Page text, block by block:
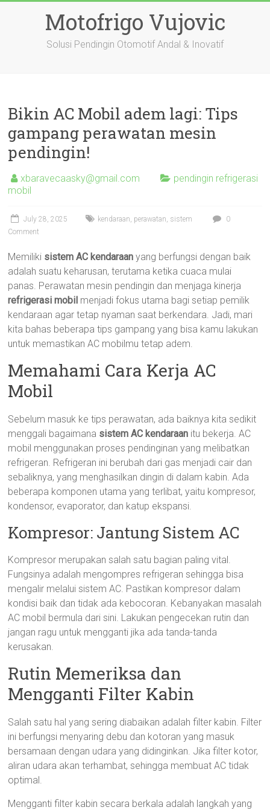
Motofrigo Vujovic
Solusi Pendingin Otomotif Andal & Inovatif
Bikin AC Mobil adem lagi: Tips
gampang perawatan mesin
pendingin!
xbaravecaasky@gmail.com
pendingin refrigerasi
mobil
July 28, 2025 kendaraan, perawatan, sistem
0
Comment
Memiliki sistem AC kendaraan yang berfungsi dengan baik
adalah suatu keharusan, terutama ketika cuaca mulai
panas. Perawatan mesin pendingin dan menjaga kinerja
refrigerasi mobil menjadi fokus utama bagi setiap pemilik
kendaraan agar tetap nyaman saat berkendara. Jadi, mari
kita bahas beberapa tips gampang yang bisa kamu lakukan
untuk memastikan AC mobilmu tetap adem.
Memahami Cara Kerja AC
Mobil
Sebelum masuk ke tips perawatan, ada baiknya kita sedikit
menggali bagaimana sistem AC kendaraan itu bekerja. AC
mobil menggunakan proses pendinginan yang melibatkan
refrigeran. Refrigeran ini berubah dari gas menjadi cair dan
sebaliknya, yang menghasilkan dingin di dalam kabin. Ada
beberapa komponen utama yang terlibat, yaitu kompresor,
kondensor, evaporator, dan katup ekspansi.
Kompresor: Jantung Sistem AC
Kompresor merupakan salah satu bagian paling vital.
Fungsinya adalah mengompres refrigeran sehingga bisa
mengalir melalui sistem AC. Pastikan kompresor dalam
kondisi baik dan tidak ada kebocoran. Kebanyakan masalah
AC mobil bermula dari sini. Lakukan pengecekan rutin dan
jangan ragu untuk mengganti jika ada tanda-tanda
kerusakan.
Rutin Memeriksa dan
Mengganti Filter Kabin
Salah satu hal yang sering diabaikan adalah filter kabin. Filter
ini berfungsi menyaring debu dan kotoran yang masuk
bersamaan dengan udara yang didinginkan. Jika filter kotor,
aliran udara akan terhambat, sehingga membuat AC tidak
optimal.
Mengganti filter kabin secara berkala adalah langkah yang